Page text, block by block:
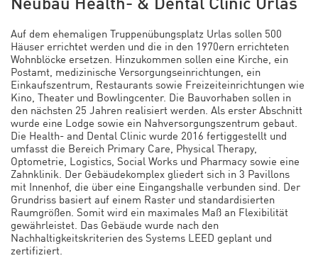
Auf dem ehemaligen Truppenübungsplatz Urlas sollen 500
Häuser errichtet werden und die in den 1970ern errichteten
Wohnblöcke ersetzen. Hinzukommen sollen eine Kirche, ein
Postamt, medizinische Versorgungseinrichtungen, ein
Einkaufszentrum, Restaurants sowie Freizeiteinrichtungen wie
Kino, Theater und Bowlingcenter. Die Bauvorhaben sollen in
den nächsten 25 Jahren realisiert werden. Als erster Abschnitt
wurde eine Lodge sowie ein Nahversorgungszentrum gebaut.
Die Health- and Dental Clinic wurde 2016 fertiggestellt und
umfasst die Bereich Primary Care, Physical Therapy,
Optometrie, Logistics, Social Works und Pharmacy sowie eine
Zahnklinik. Der Gebäudekomplex gliedert sich in 3 Pavillons
mit Innenhof, die über eine Eingangshalle verbunden sind. Der
Grundriss basiert auf einem Raster und standardisierten
Raumgrößen. Somit wird ein maximales Maß an Flexibilität
gewährleistet. Das Gebäude wurde nach den
Nachhaltigkeitskriterien des Systems LEED geplant und
zertifiziert.